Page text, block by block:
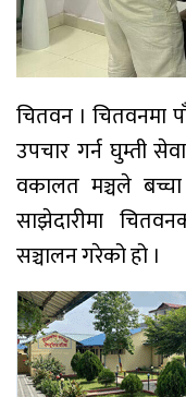
चितवन । चितवनमा
उपचार गर्न घुम्ती
वकालत मञ्चले
साझेदारीमा
सञ्चालन गरेको हो ।